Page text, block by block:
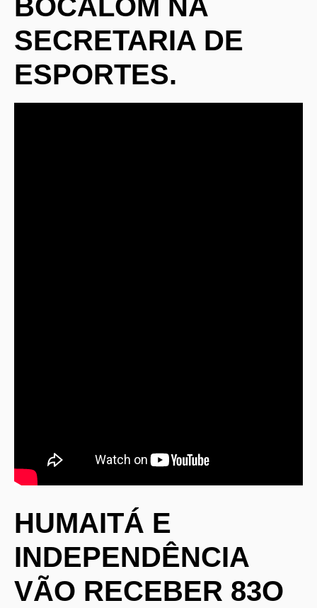
BOCALOM NA
SECRETARIA DE
ESPORTES.
HUMAITÁ E
INDEPENDÊNCIA
VÃO RECEBER 83O